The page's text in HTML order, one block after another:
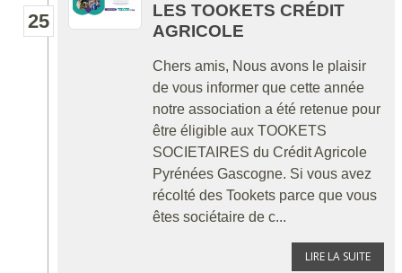
25
LES TOOKETS CRÉDIT
AGRICOLE
Chers amis, Nous avons le plaisir
de vous informer que cette année
notre association a été retenue pour
être éligible aux TOOKETS
SOCIETAIRES du Crédit Agricole
Pyrénées Gascogne. Si vous avez
récolté des Tookets parce que vous
êtes sociétaire de c...
LIRE LA SUITE